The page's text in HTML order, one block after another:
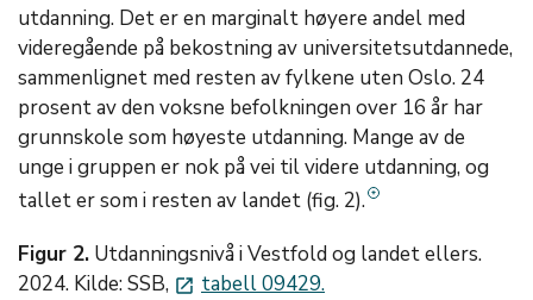
utdanning. Det er en marginalt høyere andel med
videregående på bekostning av universitetsutdannede,
sammenlignet med resten av fylkene uten Oslo. 24
prosent av den voksne befolkningen over 16 år har
grunnskole som høyeste utdanning. Mange av de
unge i gruppen er nok på vei til videre utdanning, og
tallet er som i resten av landet (fig. 2).
Figur 2. Utdanningsnivå i Vestfold og landet ellers.
2024. Kilde: SSB, launch tabell 09429.